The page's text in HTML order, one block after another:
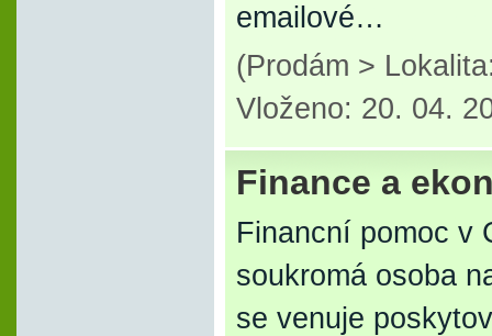
emailové…
(Prodám >
Vloženo: 20. 04.
Finance a
Financní pomoc v
soukromá osoba
se venuje